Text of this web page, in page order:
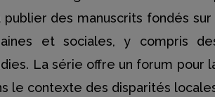
des manuscrits fondés
et sociales, y compris
La série offre un forum pour
le contexte des disparités